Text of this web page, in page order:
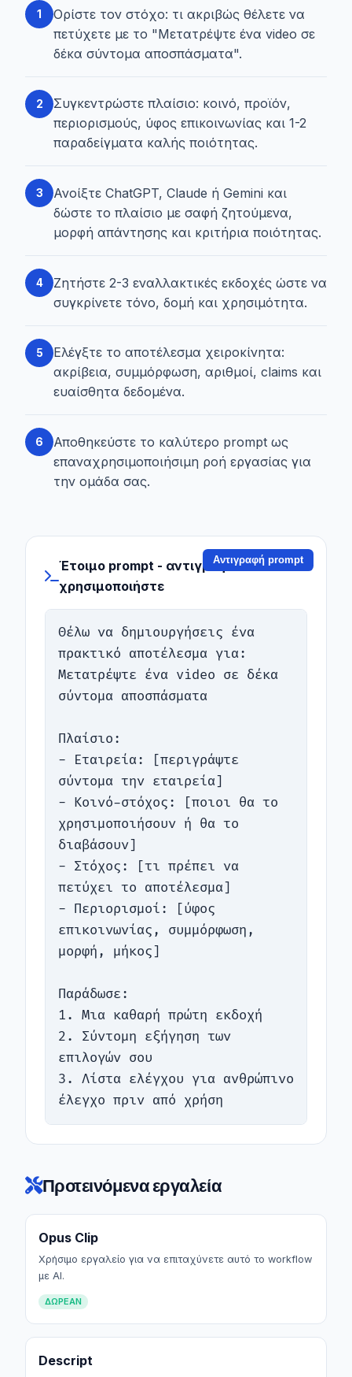
1
Ορίστε τον στόχο: τι ακριβώς θέλετε να
πετύχετε με το "Μετατρέψτε ένα video σε
δέκα σύντομα αποσπάσματα".
2
Συγκεντρώστε πλαίσιο: κοινό, προϊόν,
περιορισμούς, ύφος επικοινωνίας και 1-2
παραδείγματα καλής ποιότητας.
3
Ανοίξτε ChatGPT, Claude ή Gemini και
δώστε το πλαίσιο με σαφή ζητούμενα,
μορφή απάντησης και κριτήρια ποιότητας.
4
Ζητήστε 2-3 εναλλακτικές εκδοχές ώστε να
συγκρίνετε τόνο, δομή και χρησιμότητα.
5
Ελέγξτε το αποτέλεσμα χειροκίνητα:
ακρίβεια, συμμόρφωση, αριθμοί, claims και
ευαίσθητα δεδομένα.
6
Αποθηκεύστε το καλύτερο prompt ως
επαναχρησιμοποιήσιμη ροή εργασίας για
την ομάδα σας.
Έτοιμο prompt - αντιγράψτε και
χρησιμοποιήστε
Θέλω να δημιουργήσεις ένα
πρακτικό αποτέλεσμα για:
Μετατρέψτε ένα video σε δέκα
σύντομα αποσπάσματα
Πλαίσιο:
- Εταιρεία: [περιγράψτε
σύντομα την εταιρεία]
- Κοινό-στόχος: [ποιοι θα το
χρησιμοποιήσουν ή θα το
διαβάσουν]
- Στόχος: [τι πρέπει να
πετύχει το αποτέλεσμα]
- Περιορισμοί: [ύφος
επικοινωνίας, συμμόρφωση,
μορφή, μήκος]
Παράδωσε:
1. Μια καθαρή πρώτη εκδοχή
2. Σύντομη εξήγηση των
επιλογών σου
3. Λίστα ελέγχου για ανθρώπινο
έλεγχο πριν από χρήση
Αντιγραφή prompt
Προτεινόμενα εργαλεία
Opus Clip
Χρήσιμο εργαλείο για να επιταχύνετε αυτό το workflow
με AI.
ΔΩΡΕΆΝ
Descript